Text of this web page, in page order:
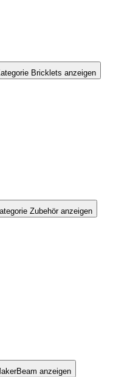
Bricklets anzeigen
Zubehör anzeigen
anzeigen